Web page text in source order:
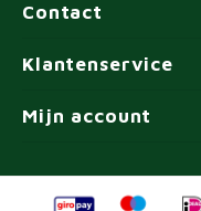
Contact
Klantenservice
Mijn account